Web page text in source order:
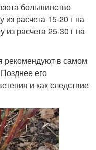
большинство
из расчета 15-20 г на
расчета 25-30 г на
рекомендуют в самом
его
и как следствие